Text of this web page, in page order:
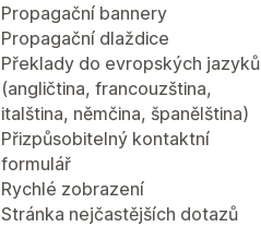
Propagační bannery
Propagační dlaždice
Překlady do evropských jazyků
(angličtina, francouzština,
italština, němčina, španělština)
Přizpůsobitelný kontaktní
formulář
Rychlé zobrazení
Stránka nejčastějších dotazů